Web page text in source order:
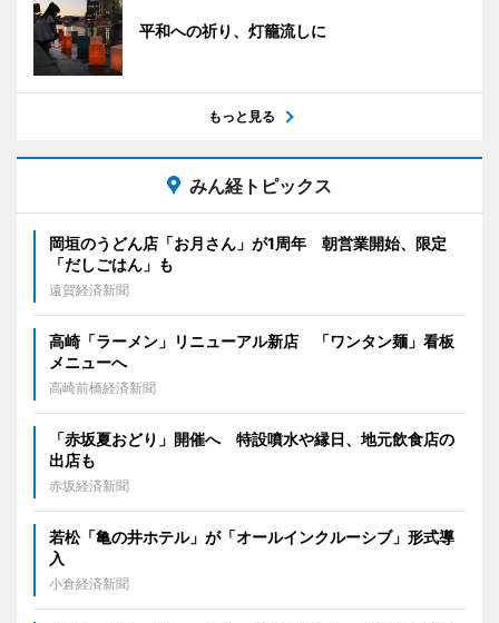
平和への祈り、灯籠流しに
もっと見る
みん経トピックス
岡垣のうどん店「お月さん」が1周年 朝営業開始、限定
「だしごはん」も
遠賀経済新聞
高崎「ラーメン」リニューアル新店 「ワンタン麺」看板
メニューへ
高崎前橋経済新聞
「赤坂夏おどり」開催へ 特設噴水や縁日、地元飲食店の
出店も
赤坂経済新聞
若松「亀の井ホテル」が「オールインクルーシブ」形式導
入
小倉経済新聞